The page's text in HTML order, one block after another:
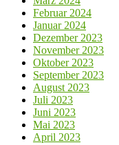
Februar 2024
Januar 2024
Dezember 2023
November 2023
Oktober 2023
September 2023
August 2023
Juli 2023
Juni 2023
Mai 2023
April 2023